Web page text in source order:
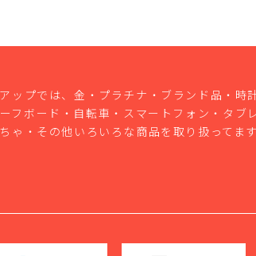
ップでは、金・プラチナ・ブランド品・時
フボード・自転車・スマートフォン・タブ
ゃ・その他いろいろな商品を取り扱ってま